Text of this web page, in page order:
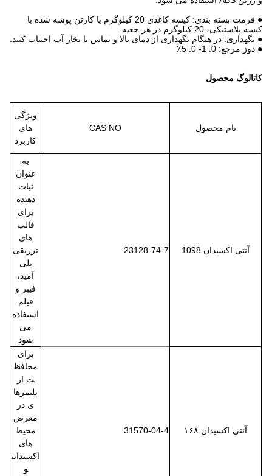
● فرمت بسته بندی: کیسه کاغذی 20 کیلوگرم یا کارتن پوشه شده با
کیسه پلاستیکی، 20 کیلوگرم در هر جعبه.
● نگهداری: در هنگام نگهداری از دمای بالا و تماس با بخار آب اجتناب کنید.
● دوز مرجع: 0. 1- 0. 5٪
کاتالوگ محصول
نام محصول CAS NO
ویژگی
های
کاربرد
آنتی اکسیدان 1098 23128-74-7
به
عنوان
ثبات
دهنده
برای
قالب
های
تزریقی
پلی
آمید،
فیبر و
فیلم
استفاده
می
شود
آنتی اکسیدان ۱۶۸ 31570-04-4
برای
محافظ
ت از
پلیمرها
ی در
معرض
محیط
های
اکسیداتی
و